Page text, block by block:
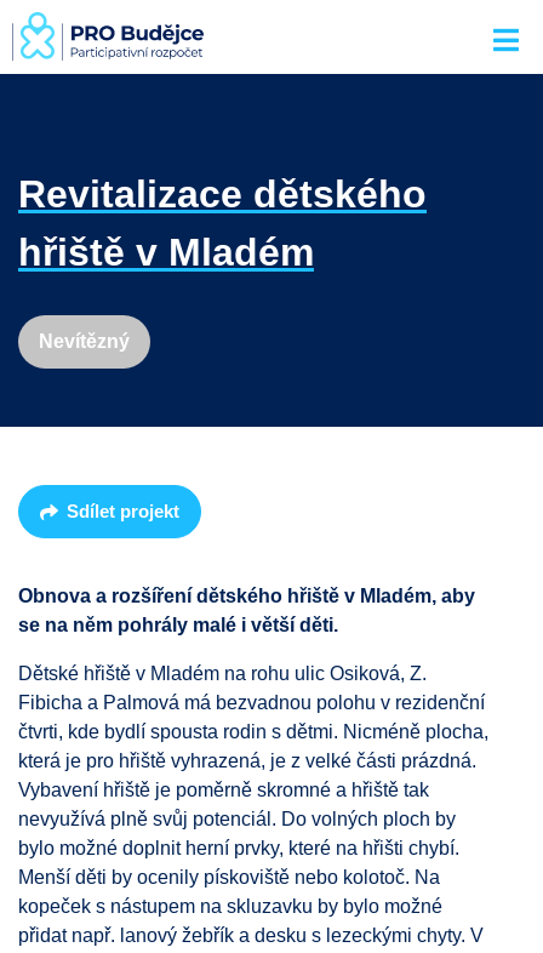
Revitalizace dětského
hřiště v Mladém
Nevítězný
Sdílet projekt
Obnova a rozšíření dětského hřiště v Mladém, aby
se na něm pohrály malé i větší děti.
Dětské hřiště v Mladém na rohu ulic Osiková, Z.
Fibicha a Palmová má bezvadnou polohu v rezidenční
čtvrti, kde bydlí spousta rodin s dětmi. Nicméně plocha,
která je pro hřiště vyhrazená, je z velké části prázdná.
Vybavení hřiště je poměrně skromné a hřiště tak
nevyužívá plně svůj potenciál. Do volných ploch by
bylo možné doplnit herní prvky, které na hřišti chybí.
Menší děti by ocenily pískoviště nebo kolotoč. Na
kopeček s nástupem na skluzavku by bylo možné
přidat např. lanový žebřík a desku s lezeckými chyty. V